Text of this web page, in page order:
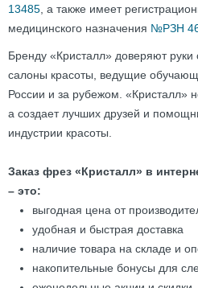
13485 , а также имеет
медицинского назначения №РЗН
Бренду «Кристалл» доверяют руки
салоны красоты, ведущие
России и за рубежом. «Кристалл»
а создает лучших друзей и
индустрии красоты.
Заказ фрез «Кристалл» в
– это:
выгодная цена от
удобная и быстрая доставка
наличие товара на складе и
накопительные бонусы для